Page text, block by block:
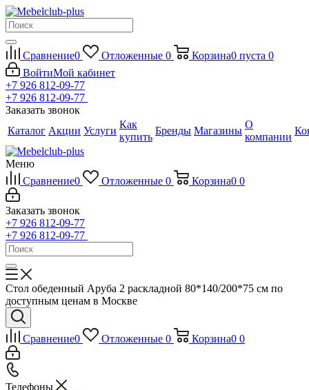
Сравнение0 Отложенные 0 Корзина0 пуста 0
ВойтиМой кабинет
+7 926 812-09-77
+7 926 812-09-77
Заказать звонок
Каталог Акции Услуги
Как
купить
Бренды Магазины
О
компании
Меню
Сравнение0 Отложенные 0 Корзина0 0
Заказать звонок
+7 926 812-09-77
+7 926 812-09-77
Стол обеденный Аруба 2 раскладной 80*140/200*75 см по
доступным ценам в Москве
Сравнение0 Отложенные 0 Корзина0 0
Телефоны